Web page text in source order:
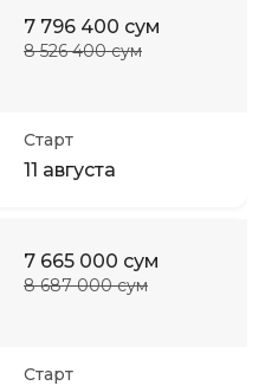
7 796 400 сум
8 526 400 сум
Старт
11 августа
7 665 000 сум
8 687 000 сум
Старт